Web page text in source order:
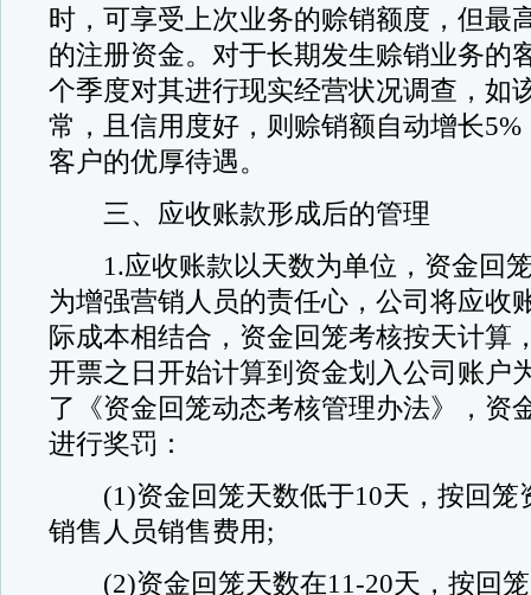
时，可享受上次业务的赊销额度，但最
的注册资金。对于长期发生赊销业务的
个季度对其进行现实经营状况调查，如
常，且信用度好，则赊销额自动增长
客户的优厚待遇。
三、应收账款形成后的管理
1.应收账款以天数为单位，资金回
为增强营销人员的责任心，公司将应收
际成本相结合，资金回笼考核按天计算
开票之日开始计算到资金划入公司账户
了《资金回笼动态考核管理办法》，资
进行奖罚：
(1)资金回笼天数低于10天，按回笼
销售人员销售费用;
(2)资金回笼天数在11-20天，按回